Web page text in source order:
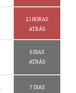
21 HORAS
ATRÁS
6 DIAS
ATRÁS
7 DIAS